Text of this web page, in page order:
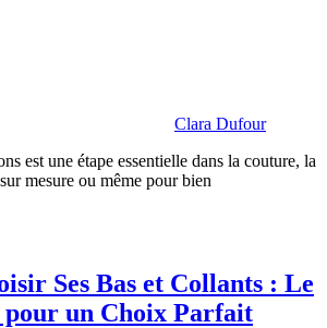
Clara Dufour
est une étape essentielle dans la couture, la
mesure ou même pour bien
Ses Bas et Collants : Le
un Choix Parfait